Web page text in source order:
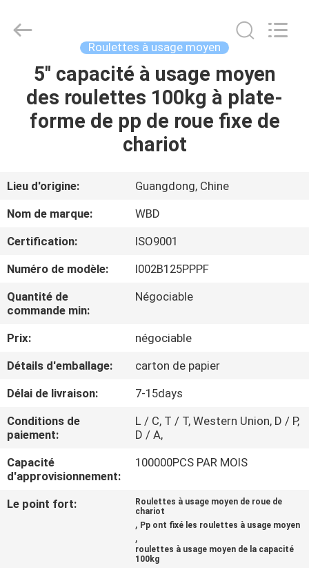
MAISON
PRODUITS
AU
DE
NOUS
VISITE
D'USINE
CONTRÔLE
DE
QUALITÉ
CONTACTEZ-
NOUS
Metal
Roulettes à usage moyen
5" capacité à usage moyen
des roulettes 100kg à plate-
forme de pp de roue fixe de
chariot
Lieu d'origine:
Guangdong, Chine
Nom de marque:
WBD
Certification:
ISO9001
Numéro de modèle:
I002B125PPPF
Quantité de
commande min:
Négociable
Prix:
négociable
Détails d'emballage:
carton de papier
Délai de livraison:
7-15days
Conditions de
paiement:
L / C, T / T, Western Union, D / P,
D / A,
Capacité
d'approvisionnement:
100000PCS PAR MOIS
Le point fort:
Roulettes à usage moyen de roue de
chariot
, Pp ont fixé les roulettes à usage moyen
,
roulettes à usage moyen de la capacité
100kg